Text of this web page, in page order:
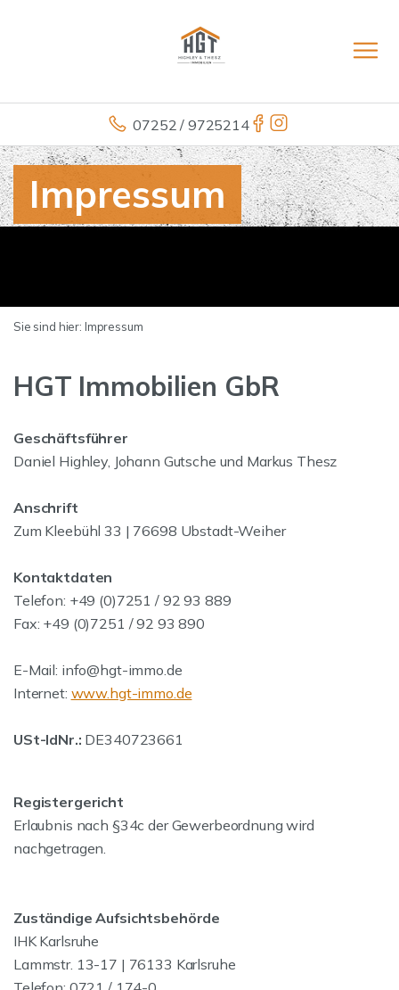
07252 / 9725214
Impressum
Sie sind hier: Impressum
HGT Immobilien GbR
Geschäftsführer
Daniel Highley, Johann Gutsche und Markus Thesz
Anschrift
Zum Kleebühl 33 | 76698 Ubstadt-Weiher
Kontaktdaten
Telefon: +49 (0)7251 / 92 93 889
Fax: +49 (0)7251 / 92 93 890
E-Mail: info@hgt-immo.de
Internet: www.hgt-immo.de
USt-IdNr.: DE340723661
Registergericht
Erlaubnis nach §34c der Gewerbeordnung wird
nachgetragen.
Zuständige Aufsichtsbehörde
IHK Karlsruhe
Lammstr. 13-17 | 76133 Karlsruhe